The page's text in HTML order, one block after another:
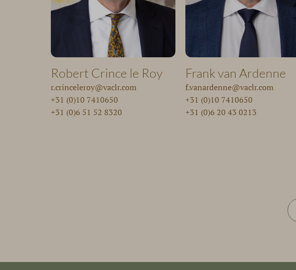
Robert Crince le Roy
r.crinceleroy@vaclr.com
+31 (0)10 7410650
+31 (0)6 51 52 8320
Frank van Ardenne
f.vanardenne@vaclr.com
+31 (0)10 7410650
+31 (0)6 20 43 0213